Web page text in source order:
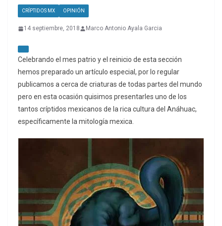
CRÍPTIDOS MX OPINIÓN
14 septiembre, 2018 Marco Antonio Ayala Garcia
Celebrando el mes patrio y el reinicio de esta sección
hemos preparado un artículo especial, por lo regular
publicamos a cerca de criaturas de todas partes del mundo
pero en esta ocasión quisimos presentarles uno de los
tantos críptidos mexicanos de la rica cultura del Anáhuac,
específicamente la mitología mexica.